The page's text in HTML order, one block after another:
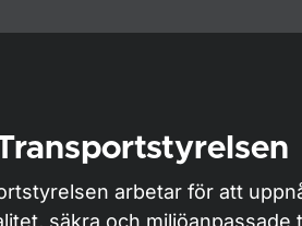
arbetar för att
säkra och miljöanpassade